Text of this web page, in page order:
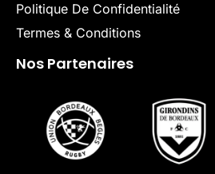
Politique De Confidentialité
Termes & Conditions
Nos Partenaires